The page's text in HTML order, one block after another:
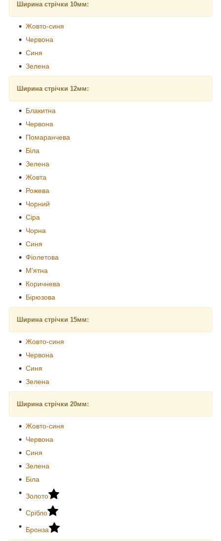
Ширина стрічки 10мм:
Жовто-синя
Червона
Синя
Зелена
Ширина стрічки 12мм:
Блакитна
Червона
Помаранчева
Біла
Зелена
Жовта
Рожева
Чорний
Сіра
Чорна
Синя
Фіолетова
М'ятна
Коричнева
Бірюзова
Ширина стрічки 15мм:
Жовто-синя
Червона
Синя
Зелена
Ширина стрічки 20мм:
Жовто-синя
Червона
Синя
Зелена
Біла
Золото
Срібло
Бронза